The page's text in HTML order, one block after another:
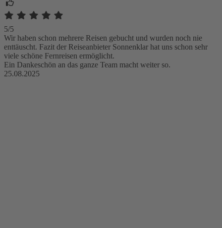
5/5
Wir haben schon mehrere Reisen gebucht und wurden noch nie
enttäuscht. Fazit der Reiseanbieter Sonnenklar hat uns schon sehr
viele schöne Fernreisen ermöglicht.
Ein Dankeschön an das ganze Team macht weiter so.
25.08.2025